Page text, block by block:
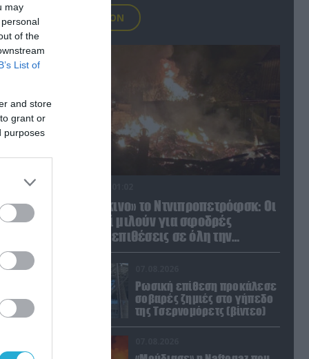
may
of the
List of
and store
grant or
purposes
FOCUS ON
Στο «κόκκινο» το Ντνιπροπετρόφσκ: Οι
Ουκρανοί μιλούν για σφοδρές
ρωσικές επιθέσεις σε όλη την
επικράτεια
Ρωσική επίθεση προκάλεσε
σοβαρές ζημιές στο γήπεδο
της Τσερνομόρετς (βίντεο)